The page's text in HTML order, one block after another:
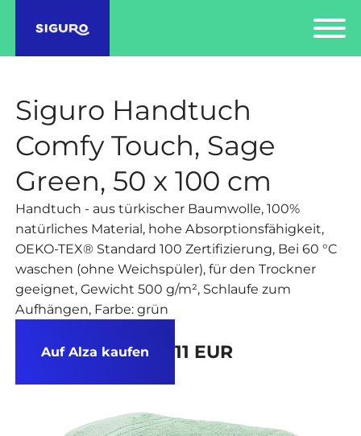
Siguro Handtuch
Comfy Touch, Sage
Green, 50 x 100 cm
Handtuch - aus türkischer Baumwolle, 100%
natürliches Material, hohe Absorptionsfähigkeit,
OEKO-TEX® Standard 100 Zertifizierung, Bei 60 °C
waschen (ohne Weichspüler), für den Trockner
geeignet, Gewicht 500 g/m², Schlaufe zum
Aufhängen, Farbe: grün
Auf Alza kaufen 11 EUR